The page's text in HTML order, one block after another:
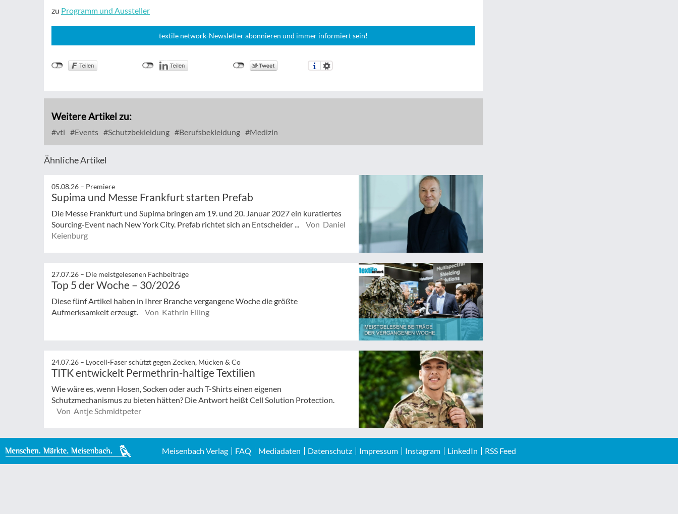
zu Programm und Aussteller
textile network-Newsletter abonnieren und immer informiert sein!
Weitere Artikel zu:
vti Events Schutzbekleidung Berufsbekleidung Medizin
Ähnliche Artikel
05.08.26 – Premiere
Supima und Messe Frankfurt starten Prefab
Die Messe Frankfurt und Supima bringen am 19. und 20. Januar 2027 ein kuratiertes
Sourcing-Event nach New York City. Prefab richtet sich an Entscheider ...
Von Daniel
Keienburg
27.07.26 – Die meistgelesenen Fachbeiträge
Top 5 der Woche – 30/2026
Diese fünf Artikel haben in Ihrer Branche vergangene Woche die größte
Aufmerksamkeit erzeugt.
Von Kathrin Elling
24.07.26 – Lyocell-Faser schützt gegen Zecken, Mücken & Co
TITK entwickelt Permethrin-haltige Textilien
Wie wäre es, wenn Hosen, Socken oder auch T-Shirts einen eigenen
Schutzmechanismus zu bieten hätten? Die Antwort heißt Cell Solution Protection.
Von Antje Schmidtpeter
Meisenbach Verlag FAQ Mediadaten Datenschutz Impressum Instagram LinkedIn RSS Feed